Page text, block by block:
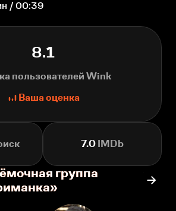
/ 00:39
8.1
пользователей Wink
Ваша оценка
7.0 IMDb
группа